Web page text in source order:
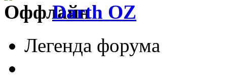
Darth OZ
Легенда форума